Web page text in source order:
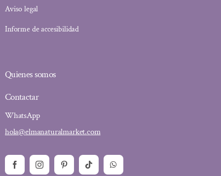
Aviso legal
Informe de accesibilidad
Quienes somos
Contactar
WhatsApp
hola@elmanaturalmarket.com